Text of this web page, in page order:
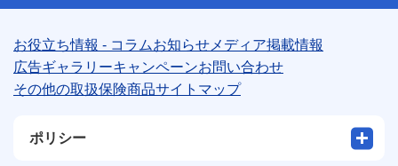
お役立ち情報 - コラムお知らせ メディア掲載情報
広告ギャラリーキャンペーンお問い合わせ
その他の取扱保険商品サイトマップ
ポリシー